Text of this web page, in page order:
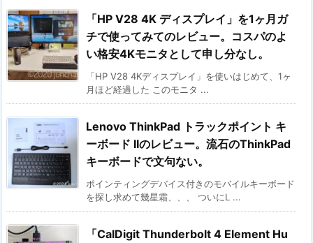
「HP V28 4K ディスプレイ」を1ヶ月ガ
チで使ってみてのレビュー。コスパのよ
い格安4Kモニタとして申し分なし。
「HP V28 4Kディスプレイ」を使いはじめて、1ヶ
月ほど経過した このモニタ ...
Lenovo ThinkPad トラックポイント キ
ーボード IIのレビュー。流石のThinkPad
キーボードで文句ない。
ポインティングデバイス付きのモバイルキーボード
を探し求めて幾星霜、、、 ついにL ...
「CalDigit Thunderbolt 4 Element Hu